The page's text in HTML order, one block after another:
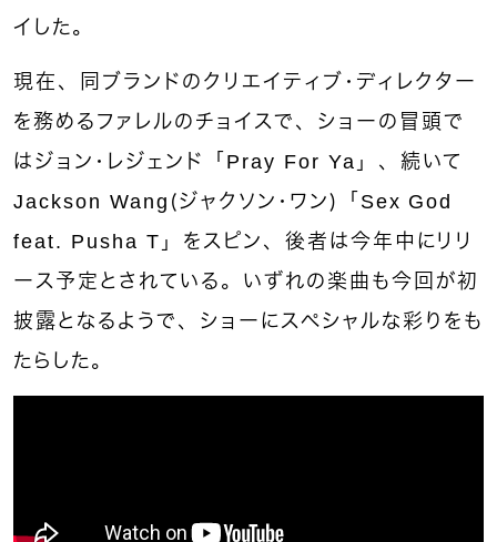
イした。
現在、同ブランドのクリエイティブ・ディレクター
を務めるファレルのチョイスで、ショーの冒頭で
はジョン・レジェンド「Pray For Ya」、続いて
Jackson Wang（ジャクソン・ワン）「Sex God
feat. Pusha T」をスピン、後者は今年中にリリ
ース予定とされている。いずれの楽曲も今回が初
披露となるようで、ショーにスペシャルな彩りをも
たらした。